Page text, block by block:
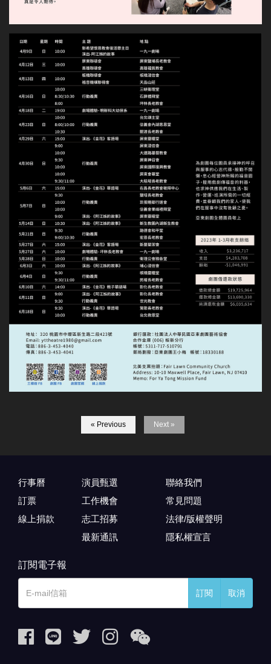
« Previous Next »
行事曆
訂票
線上捐款
演員甄選
工作機會
志工招募
最新通訊
聯絡我們
常見問題
法律/版權聲明
隱私權宣言
訂閱電子報
訂閱 取消